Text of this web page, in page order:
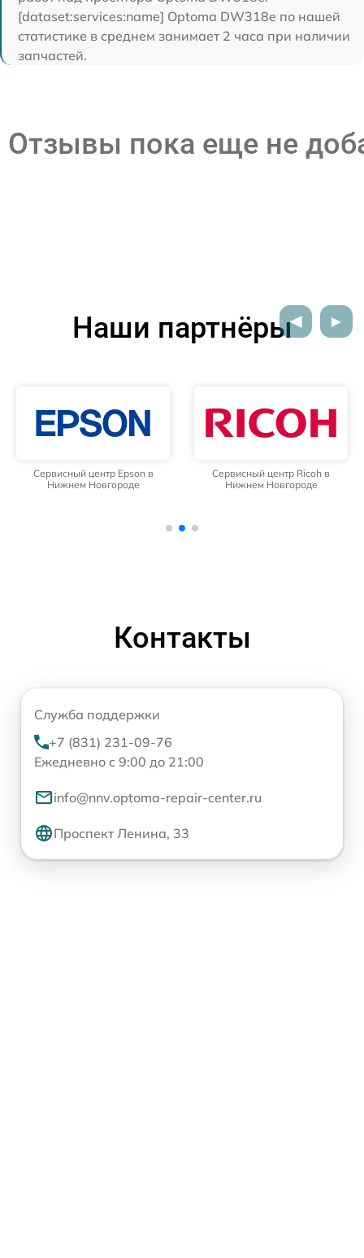
[dataset:services:name] Optoma DW318e по нашей
статистике в среднем занимает 2 часа при наличии
запчастей.
Отзывы пока еще не
Наши партнёры
Сервисный центр Epson в
Нижнем Новгороде
Сервисный центр Ricoh в
Нижнем Новгороде
Контакты
Служба поддержки
+7 (831) 231-09-76
Ежедневно с 9:00 до 21:00
info@nnv.optoma-repair-center.ru
Проспект Ленина, 33